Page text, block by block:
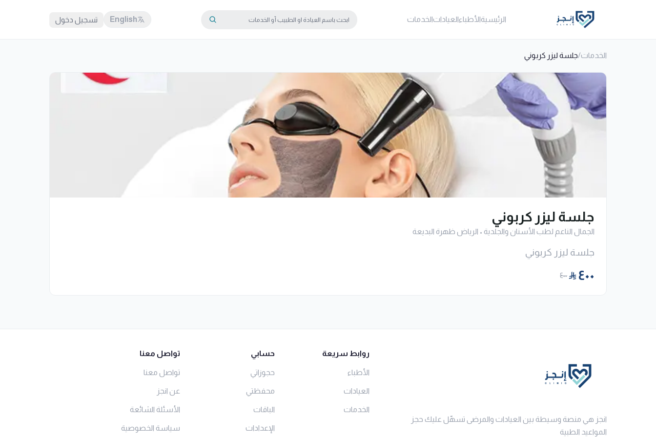
الرئيسيةالأطباءالعياداتالخدمات English تسجيل دخول
الخدمات/جلسة ليزر كربوني
جلسة ليزر كربوني
الجمال الناعم لطب الأسنان والجلدية • الرياض ظهرة البديعة
جلسة ليزر كربوني
٤٠٠ ٤٠٠
انجز هي منصة وسيطة بين العيادات والمرضى تسهّل عليك حجز
المواعيد الطبية
روابط سريعة
الأطباء
العيادات
الخدمات
حسابي
حجوزاتي
محفظتي
الباقات
الإعدادات
تواصل معنا
تواصل معنا
عن انجز
الأسئلة الشائعة
سياسة الخصوصية